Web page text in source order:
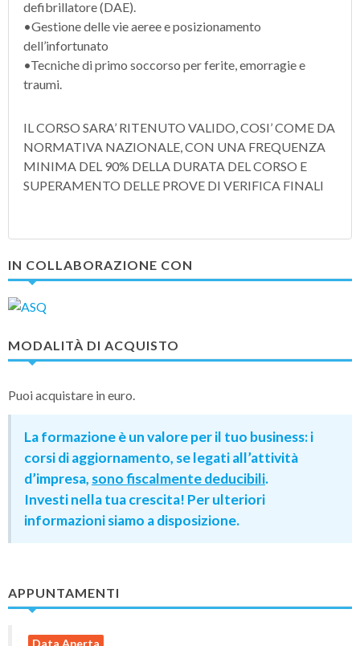
defibrillatore (DAE).
•Gestione delle vie aeree e posizionamento
dell’infortunato
•Tecniche di primo soccorso per ferite, emorragie e
traumi.
IL CORSO SARA’ RITENUTO VALIDO, COSI’ COME DA
NORMATIVA NAZIONALE, CON UNA FREQUENZA
MINIMA DEL 90% DELLA DURATA DEL CORSO E
SUPERAMENTO DELLE PROVE DI VERIFICA FINALI
IN COLLABORAZIONE CON
MODALITÀ DI ACQUISTO
Puoi acquistare in euro.
La formazione è un valore per il tuo business: i
corsi di aggiornamento, se legati all’attività
d’impresa, sono fiscalmente deducibili.
Investi nella tua crescita! Per ulteriori
informazioni siamo a disposizione.
APPUNTAMENTI
Data Aperta